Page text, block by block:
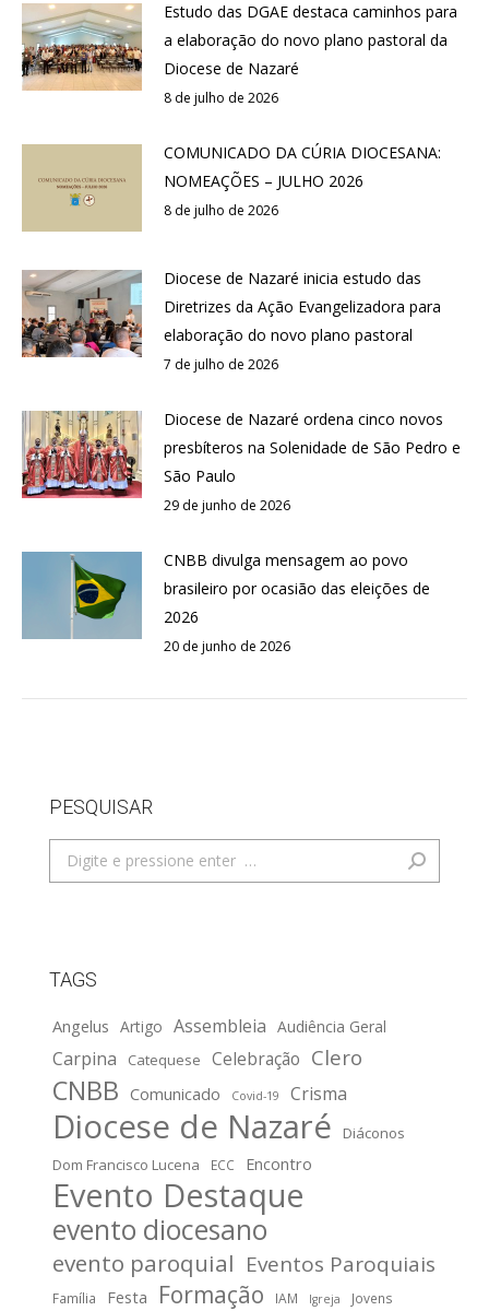
Estudo das DGAE destaca caminhos para
a elaboração do novo plano pastoral da
Diocese de Nazaré
8 de julho de 2026
COMUNICADO DA CÚRIA DIOCESANA:
NOMEAÇÕES – JULHO 2026
8 de julho de 2026
Diocese de Nazaré inicia estudo das
Diretrizes da Ação Evangelizadora para
elaboração do novo plano pastoral
7 de julho de 2026
Diocese de Nazaré ordena cinco novos
presbíteros na Solenidade de São Pedro e
São Paulo
29 de junho de 2026
CNBB divulga mensagem ao povo
brasileiro por ocasião das eleições de
2026
20 de junho de 2026
PESQUISAR
Search:
TAGS
Angelus Artigo Assembleia Audiência Geral
Carpina Catequese Celebração Clero
CNBB Comunicado Covid-19 Crisma
Diocese de Nazaré
Diáconos
Dom Francisco Lucena
ECC Encontro
Evento Destaque
evento diocesano
evento paroquial Eventos Paroquiais
Família Festa Formação IAM Igreja Jovens